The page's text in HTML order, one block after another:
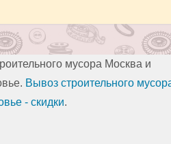
мусора Москва и
Вывоз строительного
- скидки.